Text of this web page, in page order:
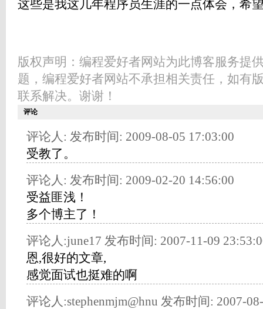
这些是我这几年程序员生涯的一点体会，希
版权声明：编程爱好者网站为此博客服务提
题，编程爱好者网站不承担相关责任，如有
联系解决。谢谢！
评论
评论人: 发布时间: 2009-08-05 17:03:00
受教了。
评论人: 发布时间: 2009-02-20 14:56:00
受益匪浅！
多个博主了！
评论人:june17 发布时间: 2007-11-09
恩,很好的文章,
感觉面试也挺难的啊
评论人:stephenmjm@hnu 发布时间: 2007-